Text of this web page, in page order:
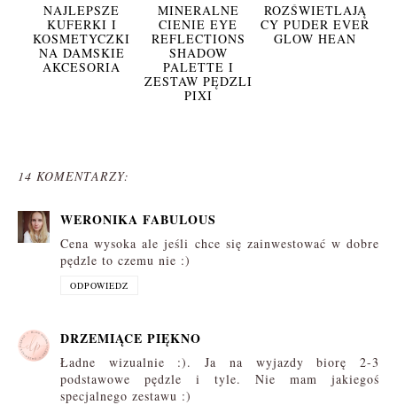
NAJLEPSZE
KUFERKI I
KOSMETYCZKI
NA DAMSKIE
AKCESORIA
MINERALNE
CIENIE EYE
REFLECTIONS
SHADOW
PALETTE I
ZESTAW PĘDZLI
PIXI
ROZŚWIETLAJĄ
CY PUDER EVER
GLOW HEAN
14 KOMENTARZY:
WERONIKA FABULOUS
Cena wysoka ale jeśli chce się zainwestować w dobre
pędzle to czemu nie :)
ODPOWIEDZ
DRZEMIĄCE PIĘKNO
Ładne wizualnie :). Ja na wyjazdy biorę 2-3
podstawowe pędzle i tyle. Nie mam jakiegoś
specjalnego zestawu :)